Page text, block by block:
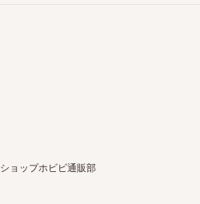
ョップホビビ通販部